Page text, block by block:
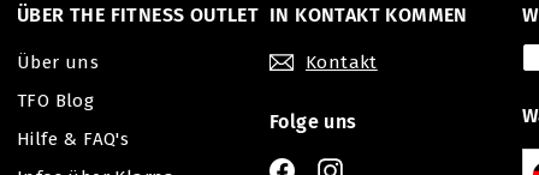
ÜBER THE FITNESS OUTLET
Über uns
TFO Blog
Hilfe & FAQ's
IN KONTAKT KOMMEN
Kontakt
Folge uns
FacebookInstagram